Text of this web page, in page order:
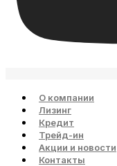
О компании
Лизинг
Кредит
Трейд-ин
Акции и новости
Контакты